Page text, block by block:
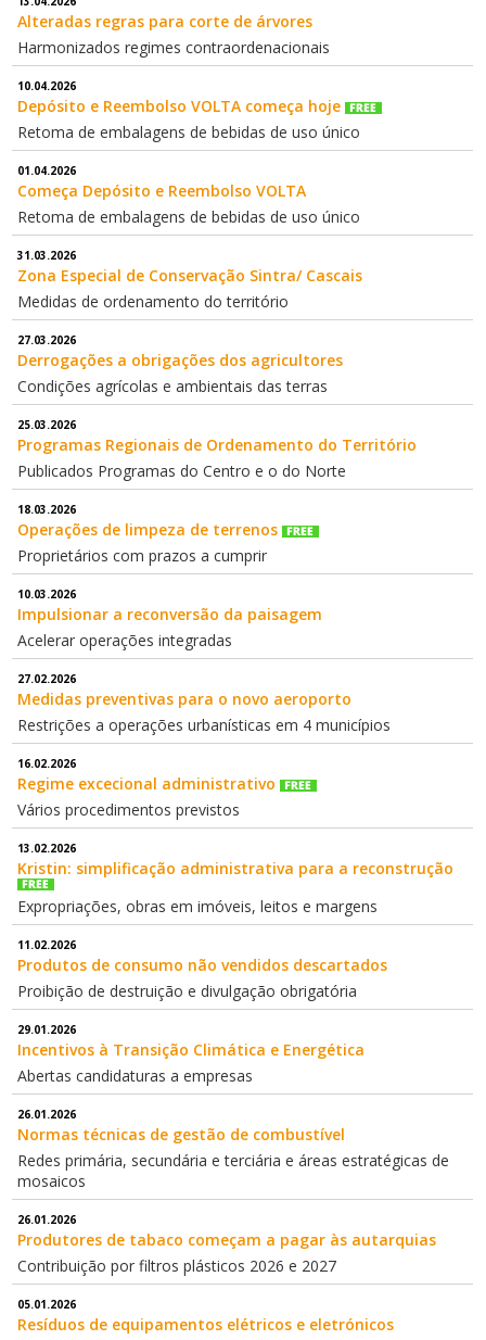
Alteradas regras para corte de árvores
Harmonizados regimes contraordenacionais
10.04.2026
Depósito e Reembolso VOLTA começa hoje
Retoma de embalagens de bebidas de uso único
01.04.2026
Começa Depósito e Reembolso VOLTA
Retoma de embalagens de bebidas de uso único
31.03.2026
Zona Especial de Conservação Sintra/ Cascais
Medidas de ordenamento do território
27.03.2026
Derrogações a obrigações dos agricultores
Condições agrícolas e ambientais das terras
25.03.2026
Programas Regionais de Ordenamento do Território
Publicados Programas do Centro e o do Norte
18.03.2026
Operações de limpeza de terrenos
Proprietários com prazos a cumprir
10.03.2026
Impulsionar a reconversão da paisagem
Acelerar operações integradas
27.02.2026
Medidas preventivas para o novo aeroporto
Restrições a operações urbanísticas em 4 municípios
16.02.2026
Regime excecional administrativo
Vários procedimentos previstos
13.02.2026
Kristin: simplificação administrativa para a reconstrução
Expropriações, obras em imóveis, leitos e margens
11.02.2026
Produtos de consumo não vendidos descartados
Proibição de destruição e divulgação obrigatória
29.01.2026
Incentivos à Transição Climática e Energética
Abertas candidaturas a empresas
26.01.2026
Normas técnicas de gestão de combustível
Redes primária, secundária e terciária e áreas estratégicas de
mosaicos
26.01.2026
Produtores de tabaco começam a pagar às autarquias
Contribuição por filtros plásticos 2026 e 2027
05.01.2026
Resíduos de equipamentos elétricos e eletrónicos